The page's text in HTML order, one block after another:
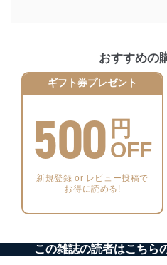
外部からの不正アクセス等
個人データを取り扱う
個人データを取り扱う
ソフトウェア等を導入
により、これを最新状
情報システムの使用に伴
メール等により個人デ
送信する場合に、当該
当社は、内部監査及びマネ
おすすめの
ギフト券プレゼント
500 円
OFF
新規登録 or レビュー投稿で
お得に読める!
この雑誌の読者はこちら